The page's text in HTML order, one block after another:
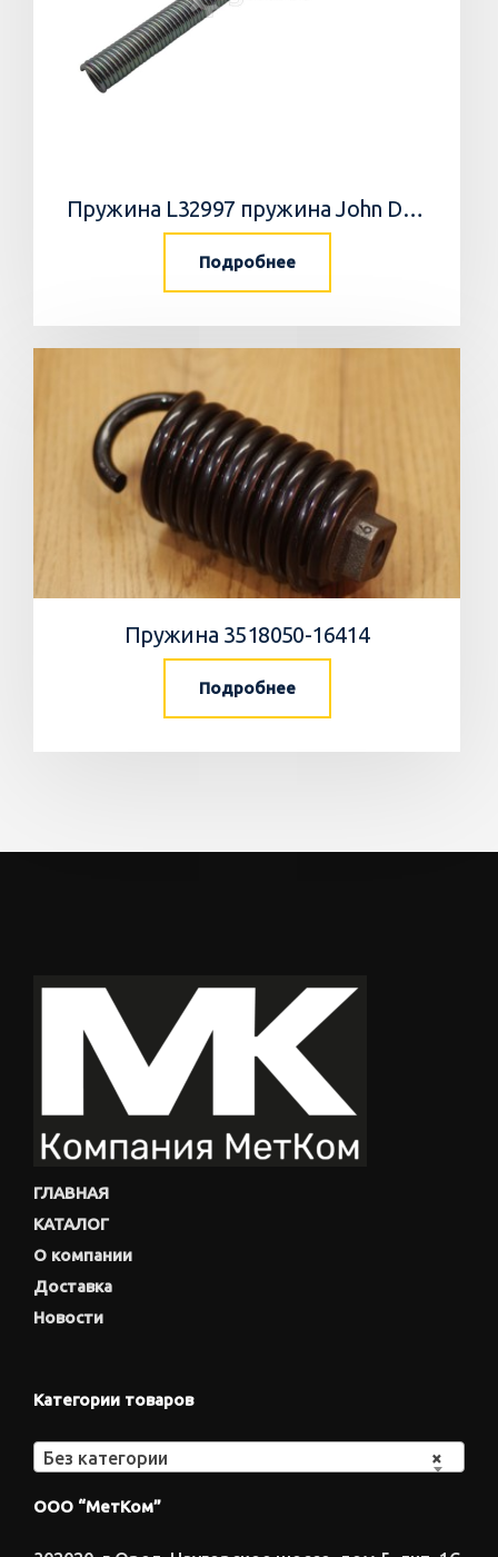
Пружина L32997 пружина John Deere
Подробнее
Пружина 3518050-16414
Подробнее
ГЛАВНАЯ
КАТАЛОГ
О компании
Доставка
Новости
Категории товаров
×
Без категории
ООО “МетКом”